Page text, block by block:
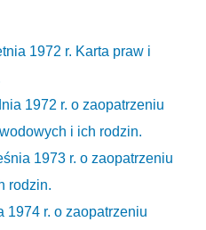
1972 r. Karta praw i
1972 r. o zaopatrzeniu
i ich rodzin.
1973 r. o zaopatrzeniu
rodzin.
1974 r. o zaopatrzeniu